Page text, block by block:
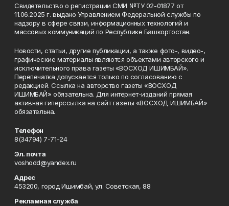
Свидетельство о регистрации СМИ №ТУ 02-01877 от
11.06.2025 г. выдано Управлением Федеральной службы по
надзору в сфере связи, информационных технологий и
массовых коммуникаций по Республике Башкортостан.
Новости, статьи, другие публикации, а также фото-, видео-,
графические материалы являются объектами авторского и
исключительного права газеты «ВОСХОД ИШИМБАЙ».
Перепечатка допускается только по согласованию с
редакцией. Ссылка на авторство газеты «ВОСХОД
ИШИМБАЙ» обязательна. Для интернет-изданий прямая
активная гиперссылка на сайт газеты «ВОСХОД ИШИМБАЙ»
обязательна.
Телефон
8(34794) 7-71-24
Эл. почта
voshodd@yandex.ru
Адрес
453200, город Ишимбай, ул. Советская, 88
Рекламная служба